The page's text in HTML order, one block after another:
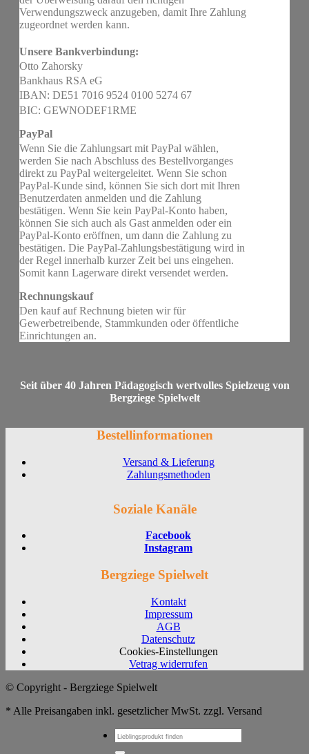
Verwendungszweck anzugeben, damit Ihre Zahlung
zugeordnet werden kann.
Unsere Bankverbindung:
Otto Zahorsky
Bankhaus RSA eG
IBAN: DE51 7016 9524 0100 5274 67
BIC: GEWNODEF1RME
PayPal
Wenn Sie die Zahlungsart mit PayPal wählen,
werden Sie nach Abschluss des Bestellvorganges
direkt zu PayPal weitergeleitet. Wenn Sie schon
PayPal-Kunde sind, können Sie sich dort mit Ihren
Benutzerdaten anmelden und die Zahlung
bestätigen. Wenn Sie kein PayPal-Konto haben,
können Sie sich auch als Gast anmelden oder ein
PayPal-Konto eröffnen, um dann die Zahlung zu
bestätigen. Die PayPal-Zahlungsbestätigung wird in
der Regel innerhalb kurzer Zeit bei uns eingehen.
Somit kann Lagerware direkt versendet werden.
Rechnungskauf
Den kauf auf Rechnung bieten wir für
Gewerbetreibende, Stammkunden oder öffentliche
Einrichtungen an.
Seit über 40 Jahren Pädagogisch wertvolles Spielzeug von
Bergziege Spielwelt
Bestellinformationen
Versand & Lieferung
Zahlungsmethoden
Soziale Kanäle
Facebook
Instagram
Bergziege Spielwelt
Kontakt
Impressum
AGB
Datenschutz
Cookies-Einstellungen
Vetrag widerrufen
© Copyright - Bergziege Spielwelt
* Alle Preisangaben inkl. gesetzlicher MwSt. zzgl. Versand
Suchen
nach: